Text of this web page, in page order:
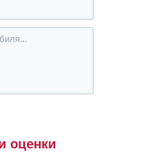
оценки